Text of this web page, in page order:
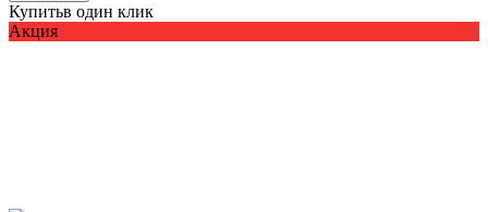
Купитьв один клик
Акция